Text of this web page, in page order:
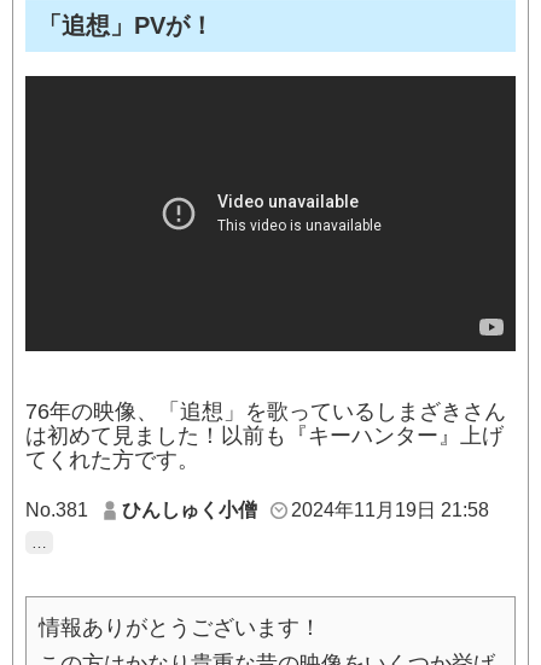
「追想」PVが！
76年の映像、「追想」を歌っているしまざきさん
は初めて見ました！以前も『キーハンター』上げ
てくれた方です。
No.381 ひんしゅく小僧 2024年11月19日 21:58
…
情報ありがとうございます！